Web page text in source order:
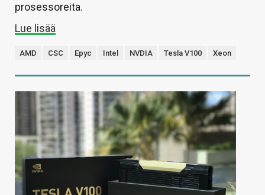
prosessoreita.
Lue lisää
AMD CSC Epyc Intel NVDIA Tesla V100 Xeon